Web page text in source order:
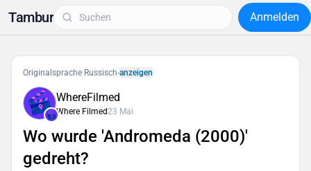
Tambur Anmelden
Originalsprache Russisch-anzeigen
WhereFilmed
Where Filmed23 Mai
Wo wurde 'Andromeda (2000)'
gedreht?